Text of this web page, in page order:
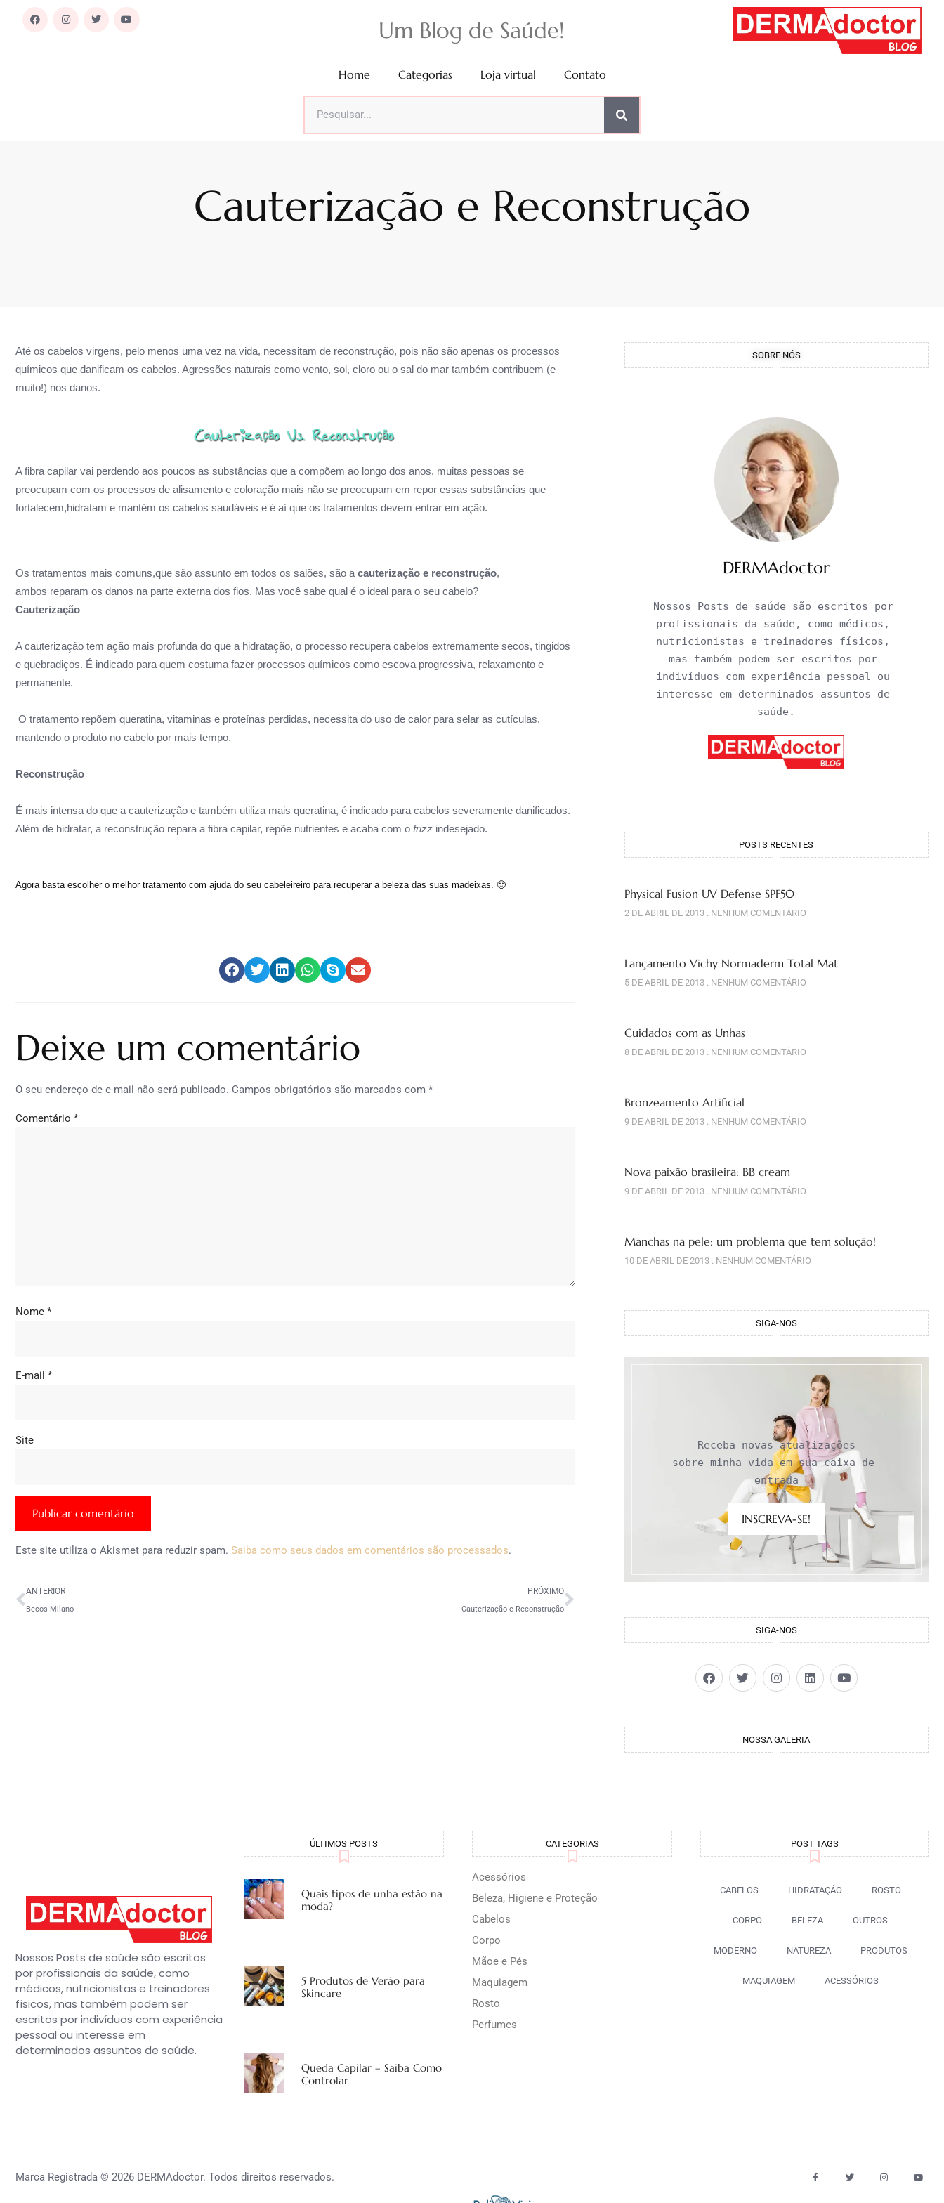
Um Blog de Saúde!
Home Categorias Loja virtual Contato
Cauterização e Reconstrução
Até os cabelos virgens, pelo menos uma vez na vida, necessitam de reconstrução, pois não são apenas os processos
químicos que danificam os cabelos. Agressões naturais como vento, sol, cloro ou o sal do mar também contribuem (e
muito!) nos danos.
A fibra capilar vai perdendo aos poucos as substâncias que a compõem ao longo dos anos, muitas pessoas se
preocupam com os processos de alisamento e coloração mais não se preocupam em repor essas substâncias que
fortalecem,hidratam e mantém os cabelos saudáveis e é aí que os tratamentos devem entrar em ação.
Os tratamentos mais comuns,que são assunto em todos os salões, são acauterização e reconstrução,
ambos reparam os danos na parte externa dos fios. Mas você sabe qual é o ideal para o seu cabelo?
Cauterização
A cauterização tem ação mais profunda do que a hidratação, o processo recupera cabelos extremamente secos, tingidos
e quebradiços. É indicado para quem costuma fazer processos químicos como escova progressiva, relaxamento e
permanente.
O tratamento repõem queratina, vitaminas e proteínas perdidas, necessita do uso de calor para selar as cutículas,
mantendo o produto no cabelo por mais tempo.
Reconstrução
É mais intensa do que a cauterização e também utiliza mais queratina, é indicado para cabelos severamente danificados.
Além de hidratar, a reconstrução repara a fibra capilar, repõe nutrientes e acaba com o frizz indesejado.
Agora basta escolher o melhor tratamento com ajuda do seu cabeleireiro para recuperar a beleza das suas madeixas. 🙂
Deixe um comentário
O seu endereço de e-mail não será publicado. Campos obrigatórios são marcados com *
Comentário *
Nome *
E-mail *
Site
Este site utiliza o Akismet para reduzir spam. Saiba como seus dados em comentários são processados.
ANTERIOR
Becos Milano
PRÓXIMO
Cauterização e Reconstrução
SOBRE NÓS
DERMAdoctor
Nossos Posts de saúde são escritos por
profissionais da saúde, como médicos,
nutricionistas e treinadores físicos,
mas também podem ser escritos por
indivíduos com experiência pessoal ou
interesse em determinados assuntos de
saúde.
POSTS RECENTES
Physical Fusion UV Defense SPF50
2 DE ABRIL DE 2013 NENHUM COMENTÁRIO
Lançamento Vichy Normaderm Total Mat
5 DE ABRIL DE 2013 NENHUM COMENTÁRIO
Cuidados com as Unhas
8 DE ABRIL DE 2013 NENHUM COMENTÁRIO
Bronzeamento Artificial
9 DE ABRIL DE 2013 NENHUM COMENTÁRIO
Nova paixão brasileira: BB cream
9 DE ABRIL DE 2013 NENHUM COMENTÁRIO
Manchas na pele: um problema que tem solução!
10 DE ABRIL DE 2013 NENHUM COMENTÁRIO
SIGA-NOS
Receba novas atualizações
sobre minha vida em sua caixa de
entrada
INSCREVA-SE!
SIGA-NOS
NOSSA GALERIA
Nossos Posts de saúde são escritos
por profissionais da saúde, como
médicos, nutricionistas e treinadores
físicos, mas também podem ser
escritos por indivíduos com experiência
pessoal ou interesse em
determinados assuntos de saúde.
ÚLTIMOS POSTS
Quais tipos de unha estão na
moda?
5 Produtos de Verão para
Skincare
Queda Capilar – Saiba Como
Controlar
CATEGORIAS
Acessórios
Beleza, Higiene e Proteção
Cabelos
Corpo
Mãoe e Pés
Maquiagem
Rosto
Perfumes
POST TAGS
CABELOS HIDRATAÇÃO ROSTO
CORPO BELEZA OUTROS
MODERNO NATUREZA PRODUTOS
MAQUIAGEM ACESSÓRIOS
Marca Registrada © 2026 DERMAdoctor. Todos direitos reservados.